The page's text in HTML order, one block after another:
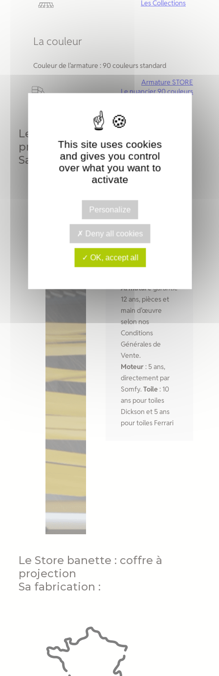
Les Collections
La couleur
Couleur de l’armature : 90 couleurs standard
Armature STORE
Le nuancier 90 couleurs
Le Store banette : coffre à
projection
Sa qualité:
Armaturegarantie
12 ans, pièces et
main d’œuvre
selon nos
Conditions
Générales de
Vente.
Moteur: 5 ans,
directement par
Somfy. Toile: 10
ans pour toiles
Dickson et 5 ans
pour toiles Ferrari
Le Store banette : coffre à
projection
Sa fabrication :
This site uses cookies
and gives you control
over what you want to
activate
Personalize
Deny all cookies
OK, accept all